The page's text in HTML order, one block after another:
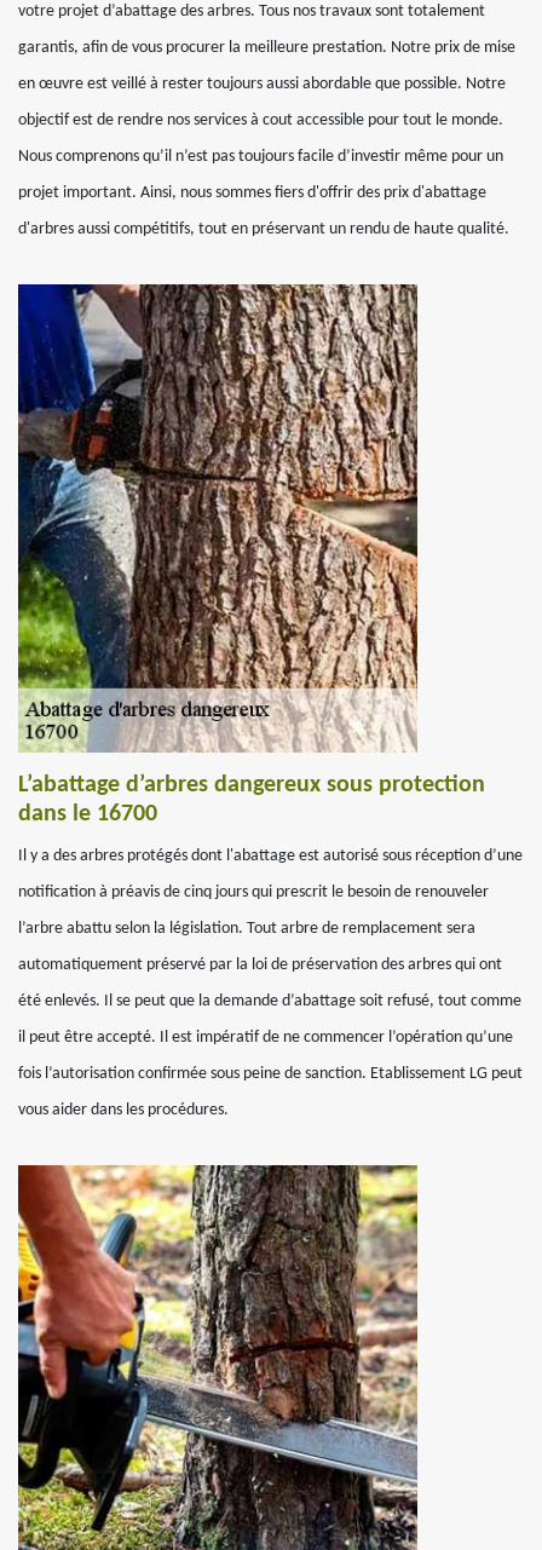
votre projet d’abattage des arbres. Tous nos travaux sont totalement
garantis, afin de vous procurer la meilleure prestation. Notre prix de mise
en œuvre est veillé à rester toujours aussi abordable que possible. Notre
objectif est de rendre nos services à cout accessible pour tout le monde.
Nous comprenons qu’il n’est pas toujours facile d’investir même pour un
projet important. Ainsi, nous sommes fiers d'offrir des prix d'abattage
d'arbres aussi compétitifs, tout en préservant un rendu de haute qualité.
L’abattage d’arbres dangereux sous protection
dans le 16700
Il y a des arbres protégés dont l'abattage est autorisé sous réception d’une
notification à préavis de cinq jours qui prescrit le besoin de renouveler
l’arbre abattu selon la législation. Tout arbre de remplacement sera
automatiquement préservé par la loi de préservation des arbres qui ont
été enlevés. Il se peut que la demande d’abattage soit refusé, tout comme
il peut être accepté. Il est impératif de ne commencer l’opération qu’une
fois l’autorisation confirmée sous peine de sanction. Etablissement LG peut
vous aider dans les procédures.